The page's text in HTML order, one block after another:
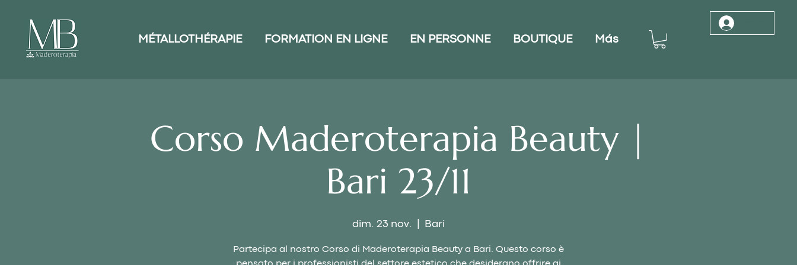
MÉTALLOTHÉRAPIE FORMATION EN LIGNE EN PERSONNE BOUTIQUE Más
Corso Maderoterapia Beauty |
Bari 23/11
dim. 23 nov. Bari
Partecipa al nostro Corso di Maderoterapia Beauty a Bari. Questo corso è